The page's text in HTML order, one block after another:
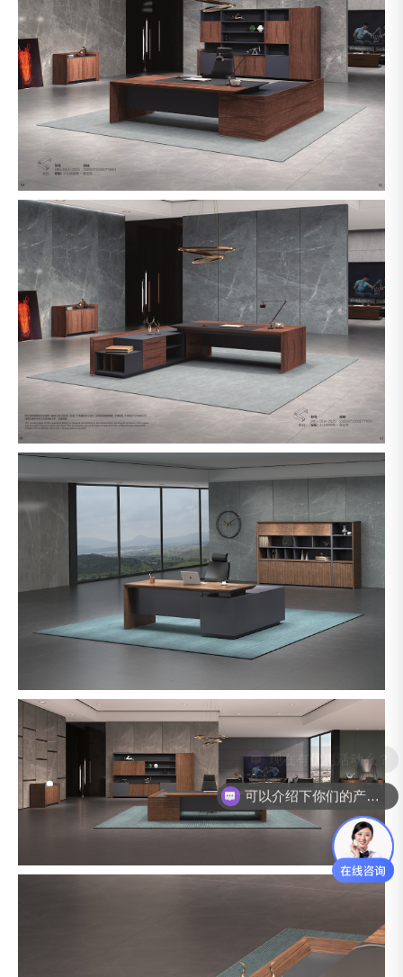
可以介绍下你们的产品么？